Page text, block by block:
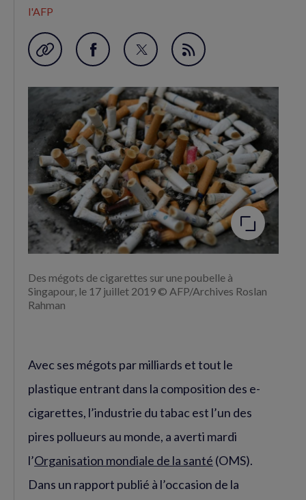
l'AFP
Garder en favori
Partager
Facebook
(nouvelle
fenêtre)
Partager
Twitter
(nouvelle
fenêtre)
Flux
Agrandir
l'image
Des mégots de cigarettes sur une poubelle à
Singapour, le 17 juillet 2019 © AFP/Archives Roslan
Rahman
Avec ses mégots par milliards et tout le
plastique entrant dans la composition des e-
cigarettes, l’industrie du tabac est l’un des
pires pollueurs au monde, a averti mardi
l’Organisation mondiale de la santé (OMS).
Dans un rapport publié à l’occasion de la